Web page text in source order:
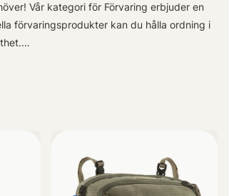
Vår kategori för Förvaring erbjuder en
förvaringsprodukter kan du hålla ordning i
när det gäller fiske. Om du använder dig
(djupare) eller något mindre om detta